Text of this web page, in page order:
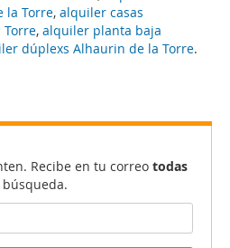
la Torre, alquiler casas
Torre, alquiler planta baja
dúplexs Alhaurin de la Torre.
Recibe en tu correo todas